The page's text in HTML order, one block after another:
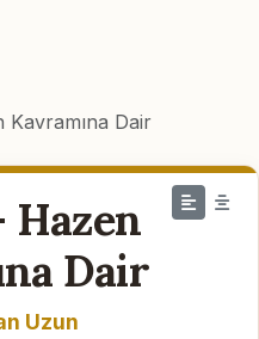
Dair
Hazen
Dair
Uzun